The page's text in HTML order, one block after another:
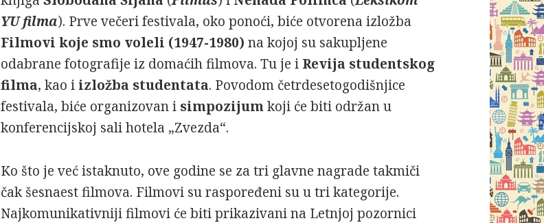
YU filma). Prve večeri festivala, oko ponoći, biće otvorena izložba
Filmovi koje smo voleli (1947-1980)na kojoj su sakupljene
odabrane fotografije iz domaćih filmova. Tu je i Revija studentskog
filma, kao i izložba studentata. Povodom četrdesetogodišnjice
festivala, biće organizovan i simpozijumkoji će biti održan u
konferencijskoj sali hotela „Zvezda“.
Ko što je već istaknuto, ove godine se za tri glavne nagrade takmiči
čak šesnaest filmova. Filmovi su raspoređeni su u tri kategorije.
Najkomunikativniji filmovi će biti prikazivani na Letnjoj pozornici